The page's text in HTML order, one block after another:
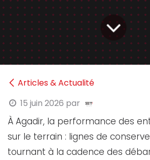
Articles & Actualité
15 juin 2026 par
À Agadir, la performance des
sur le terrain : lignes de
tournant à la cadence des